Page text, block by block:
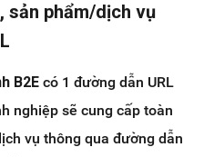
sản phẩm/dịch vụ
B2E có 1 đường dẫn URL
nghiệp sẽ cung cấp toàn
vụ thông qua đường dẫn